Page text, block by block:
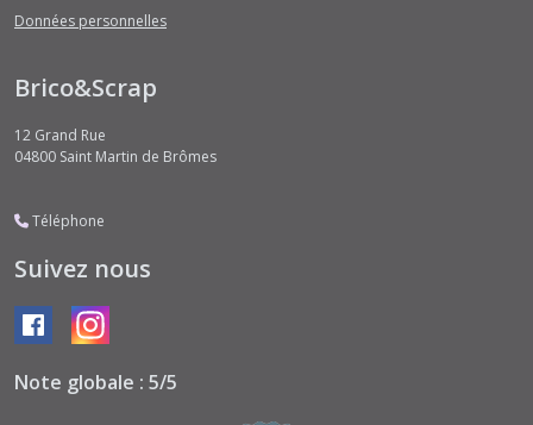
Données personnelles
Brico&Scrap
12 Grand Rue
04800 Saint Martin de Brômes
Téléphone
Suivez nous
Note globale : 5/5